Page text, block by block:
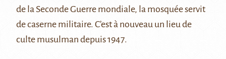
de la Seconde Guerre mondiale, la mosquée servit
de caserne militaire. C’est à nouveau un lieu de
culte musulman depuis 1947.